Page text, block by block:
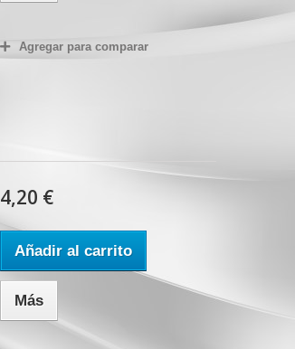
Agregar para comparar
4,20 €
Añadir al carrito
Más